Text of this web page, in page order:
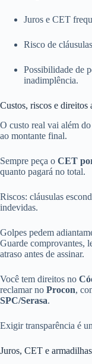
Juros e CET
Risco de
Possibilidade de
inadimplência.
Custos, riscos e direitos
O custo real vai além
ao montante final.
Sempre peça o CET
quanto pagará no total.
Riscos: cláusulas
indevidas.
Golpes pedem
Guarde comprovantes,
atraso antes de assinar.
Você tem direitos no
reclamar no Procon,
SPC/Serasa.
Exigir transparência é
Juros, CET e